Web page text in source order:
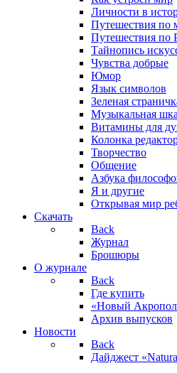
Личности в
Путешествия по
Путешествия по
Тайнопись
Чувства добрые
Юмор
Язык символов
Зеленая
Музыкальная
Витамины для
Колонка
Творчество
Общение
Азбука
Я и другие
Открывая мир
Скачать
Back
Журнал
Брошюры
О журнале
Back
Где купить
«Новый
Архив выпусков
Новости
Back
Дайджест